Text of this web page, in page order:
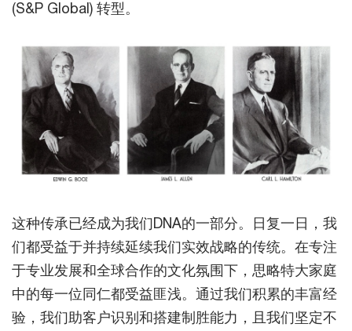
(S&P Global) 转型。
这种传承已经成为我们DNA的一部分。日复一日，我
们都受益于并持续延续我们实效战略的传统。在专注
于专业发展和全球合作的文化氛围下，思略特大家庭
中的每一位同仁都受益匪浅。通过我们积累的丰富经
验，我们助客户识别和搭建制胜能力，且我们坚定不